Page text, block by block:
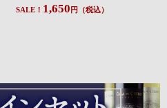
SALE！ 1,650 円（税込）